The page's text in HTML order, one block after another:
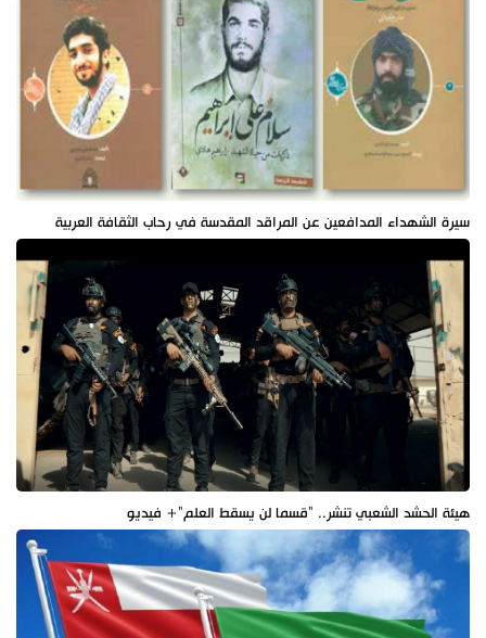
سيرة الشهداء المدافعين عن المراقد المقدسة في رحاب الثقافة العربية
هيئة الحشد الشعبي تنشر.. "قسما لن يسقط العلم"+ فيديو